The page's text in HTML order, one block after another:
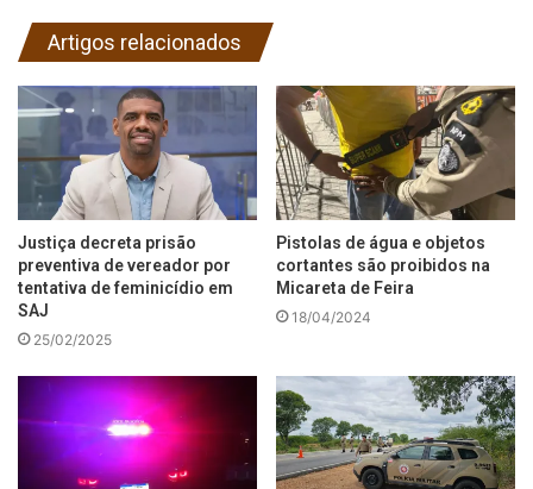
Artigos relacionados
Justiça decreta prisão
preventiva de vereador por
tentativa de feminicídio em
SAJ
25/02/2025
Pistolas de água e objetos
cortantes são proibidos na
Micareta de Feira
18/04/2024